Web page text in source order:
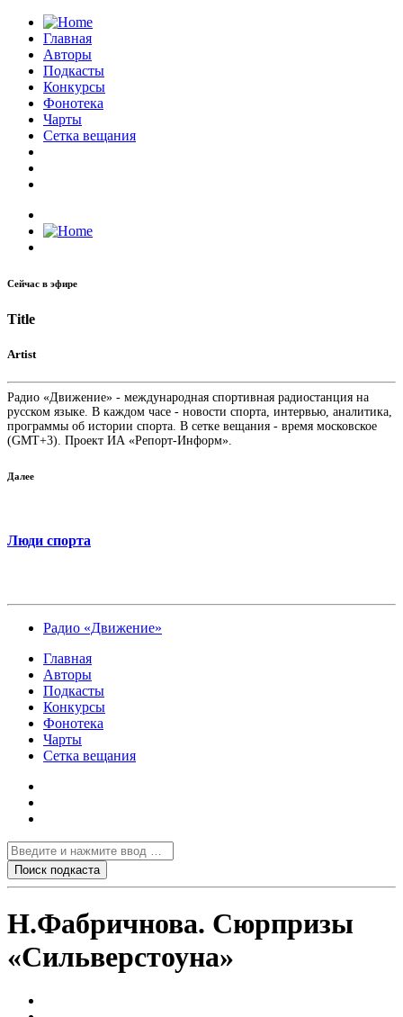
Главная
Авторы
Подкасты
Конкурсы
Фонотека
Чарты
Сетка вещания
Сейчас в эфире
Title
Artist
Радио «Движение» - международная спортивная радиостанция на
русском языке. В каждом часе - новости спорта, интервью, аналитика,
программы об истории спорта. В сетке вещания - время московское
(GMT+3). Проект ИА «Репорт-Информ».
Далее
Люди спорта
Радио «Движение»
Главная
Авторы
Подкасты
Конкурсы
Фонотека
Чарты
Сетка вещания
Н.Фабричнова. Сюрпризы
«Сильверстоуна»